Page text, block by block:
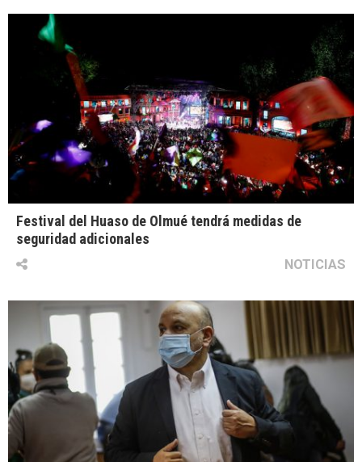
Festival del Huaso de Olmué tendrá medidas de
seguridad adicionales
NOTICIAS